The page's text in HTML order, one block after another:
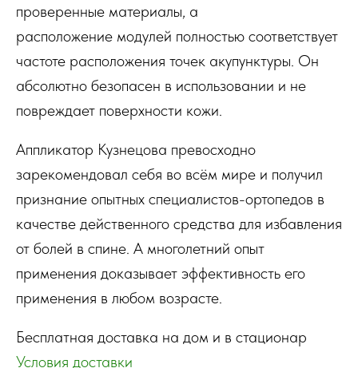
проверенные материалы, а
расположение модулей полностью соответствует
частоте расположения точек акупунктуры. Он
абсолютно безопасен в использовании и не
повреждает поверхности кожи.
Аппликатор Кузнецова превосходно
зарекомендовал себя во всём мире и получил
признание опытных специалистов-ортопедов в
качестве действенного средства для избавления
от болей в спине. А многолетний опыт
применения доказывает эффективность его
применения в любом возрасте.
Бесплатная доставка на дом и в стационар
Условия доставки